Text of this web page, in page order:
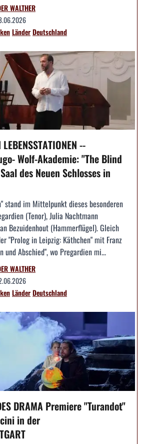
WALTHER
LänderDeutschland
--
Wolf-Akademie: "The Blind
des Neuen Schlosses in
stand im Mittelpunkt dieses besonderen
(Tenor), Julia Nachtmann
Bezuidenhout (Hammerflügel). Gleich
"Prolog in Leipzig: Käthchen" mit Franz
und Abschied", wo Pregardien mi...
WALTHER
LänderDeutschland
DRAMA Premiere "Turandot"
in der